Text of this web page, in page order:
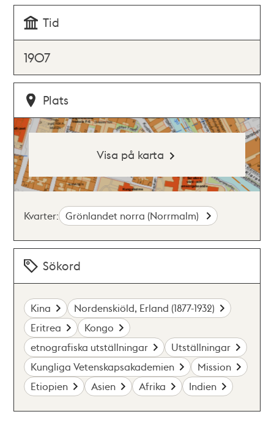
Tid
1907
Plats
Visa på karta
Kvarter: Grönlandet norra (Norrmalm)
Sökord
Kina
Nordenskiöld, Erland (1877-1932)
Eritrea
Kongo
etnografiska utställningar
Utställningar
Kungliga Vetenskapsakademien
Mission
Etiopien
Asien Afrika Indien